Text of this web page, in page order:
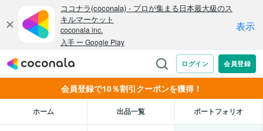
会員登録で10％割引クーポンを獲得！
ホーム 出品一覧 ポートフォリオ